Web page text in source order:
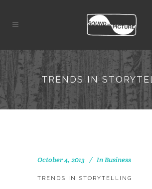
TRENDS IN
October 4, 2013 In Business
TRENDS IN STORYTELLING